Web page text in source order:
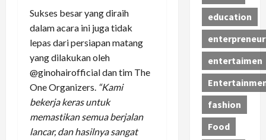
Sukses besar yang diraih
dalam acara ini juga tidak
lepas dari persiapan matang
yang dilakukan oleh
@ginohairofficial dan tim The
One Organizers. “Kami
bekerja keras untuk
memastikan semua berjalan
lancar, dan hasilnya sangat
education
enterpreneur
entertaimen
fashion
Food